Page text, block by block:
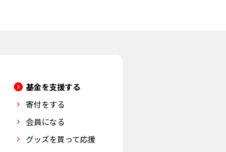
基金を支援する
寄付をする
会員になる
グッズを買って応援